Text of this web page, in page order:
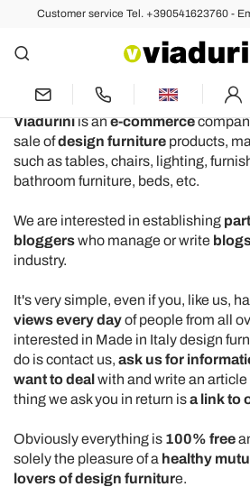
Customer service Tel. +390541623760 -
Collaborations with
and Blog of
Viaduriniis ane-commerce
sale ofdesign furniture products,
such as tables, chairs, lighting,
bathroom furniture, beds, etc.
We are interested in establishing
bloggerswho manage or write
industry.
It's very simple, even if you, like us,
views every dayof people from all
interested in Made in Italy design
do is contact us, ask us for
want to deal with and write an
thing we ask you in return isa link to
Obviously everything is 100% free
solely the pleasure of a healthy
lovers of design furniture.